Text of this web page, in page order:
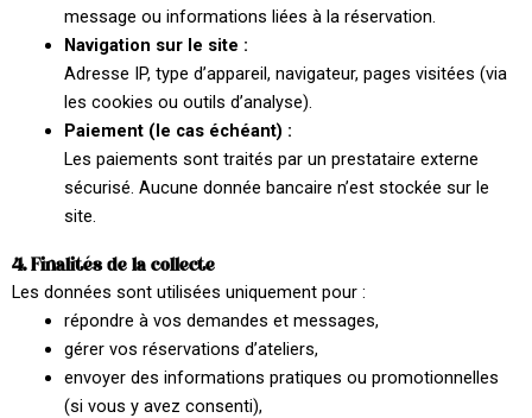
message ou informations liées à la réservation.
Navigation sur le site :
Adresse IP, type d’appareil, navigateur, pages visitées (via
les cookies ou outils d’analyse).
Paiement (le cas échéant) :
Les paiements sont traités par un prestataire externe
sécurisé. Aucune donnée bancaire n’est stockée sur le
site.
4. Finalités de la collecte
Les données sont utilisées uniquement pour :
répondre à vos demandes et messages,
gérer vos réservations d’ateliers,
envoyer des informations pratiques ou promotionnelles
(si vous y avez consenti),